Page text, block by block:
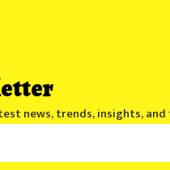
news, trends, insights,